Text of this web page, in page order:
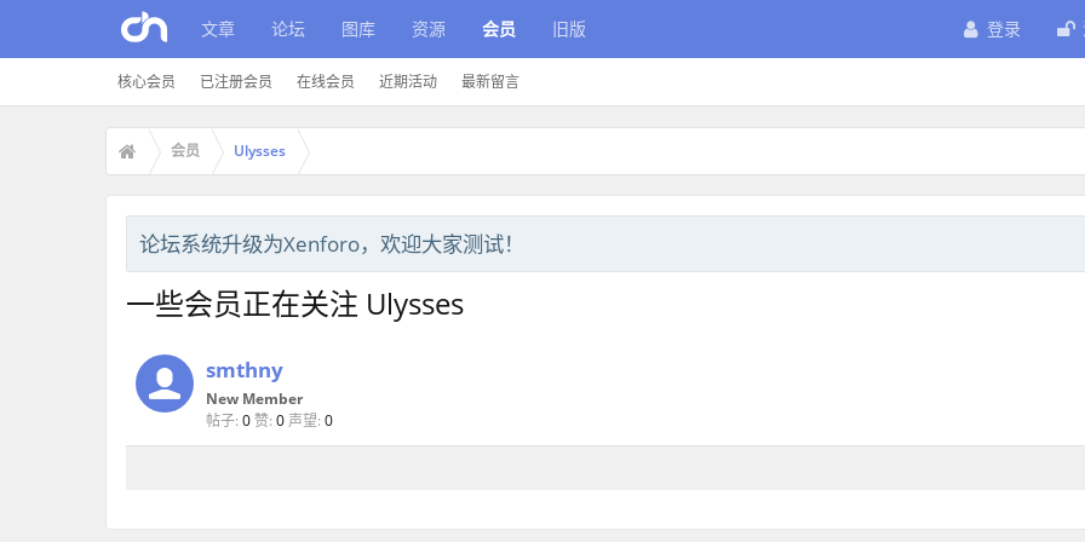
文章 论坛 图库 资源 会员
核心会员 已注册会员 在线会员 近期活动 最新留言
旧版 登录
会员 Ulysses
论坛系统升级为Xenforo，欢迎大家测试！
一些会员正在关注 Ulysses
smthny
New Member
帖子: 0赞: 0 声望: 0